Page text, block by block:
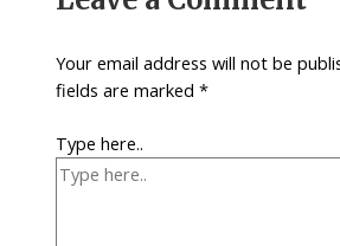
Your email address will not be
fields are marked*
Type here..